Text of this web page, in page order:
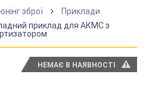
зброї
Приклади
приклад для АКМС з
НЕМАЄ В НАЯВНОСТІ